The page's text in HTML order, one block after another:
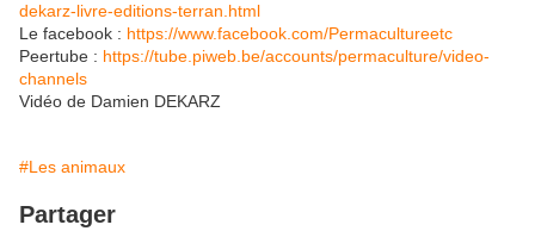
dekarz-livre-editions-terran.html
Le facebook : https://www.facebook.com/Permacultureetc
Peertube : https://tube.piweb.be/accounts/permaculture/video-
channels
Vidéo de Damien DEKARZ
#Les animaux
Partager